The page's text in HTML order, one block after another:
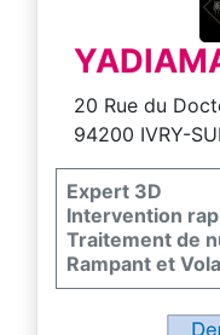
20 Rue du
94200 IVRY-
Expert 3D
Intervention
Traitement de
Rampant et